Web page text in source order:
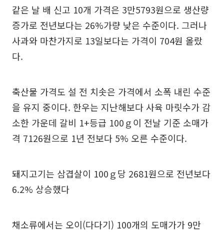
같은 날 배 신고 10개 가격은 3만5793원으로 생산량
증가로 전년보다는 26%가량 낮은 수준이다. 그러나
사과와 마찬가지로 13일보다는 가격이 704원 올랐
다.
축산물 가격도 설 전 치솟은 가격에서 소폭 내린 수준
을 유지 중이다. 한우는 지난해보다 사육 마릿수가 감
소한 가운데 갈비 1+등급 100ｇ이 전날 기준 소매가
격 7126원으로 1년 전보다 5% 오른 수준이다.
돼지고기는 삼겹살이 100ｇ당 2681원으로 전년보다
6.2% 상승했다
채소류에서는 오이(다다기) 100개의 도매가가 9만